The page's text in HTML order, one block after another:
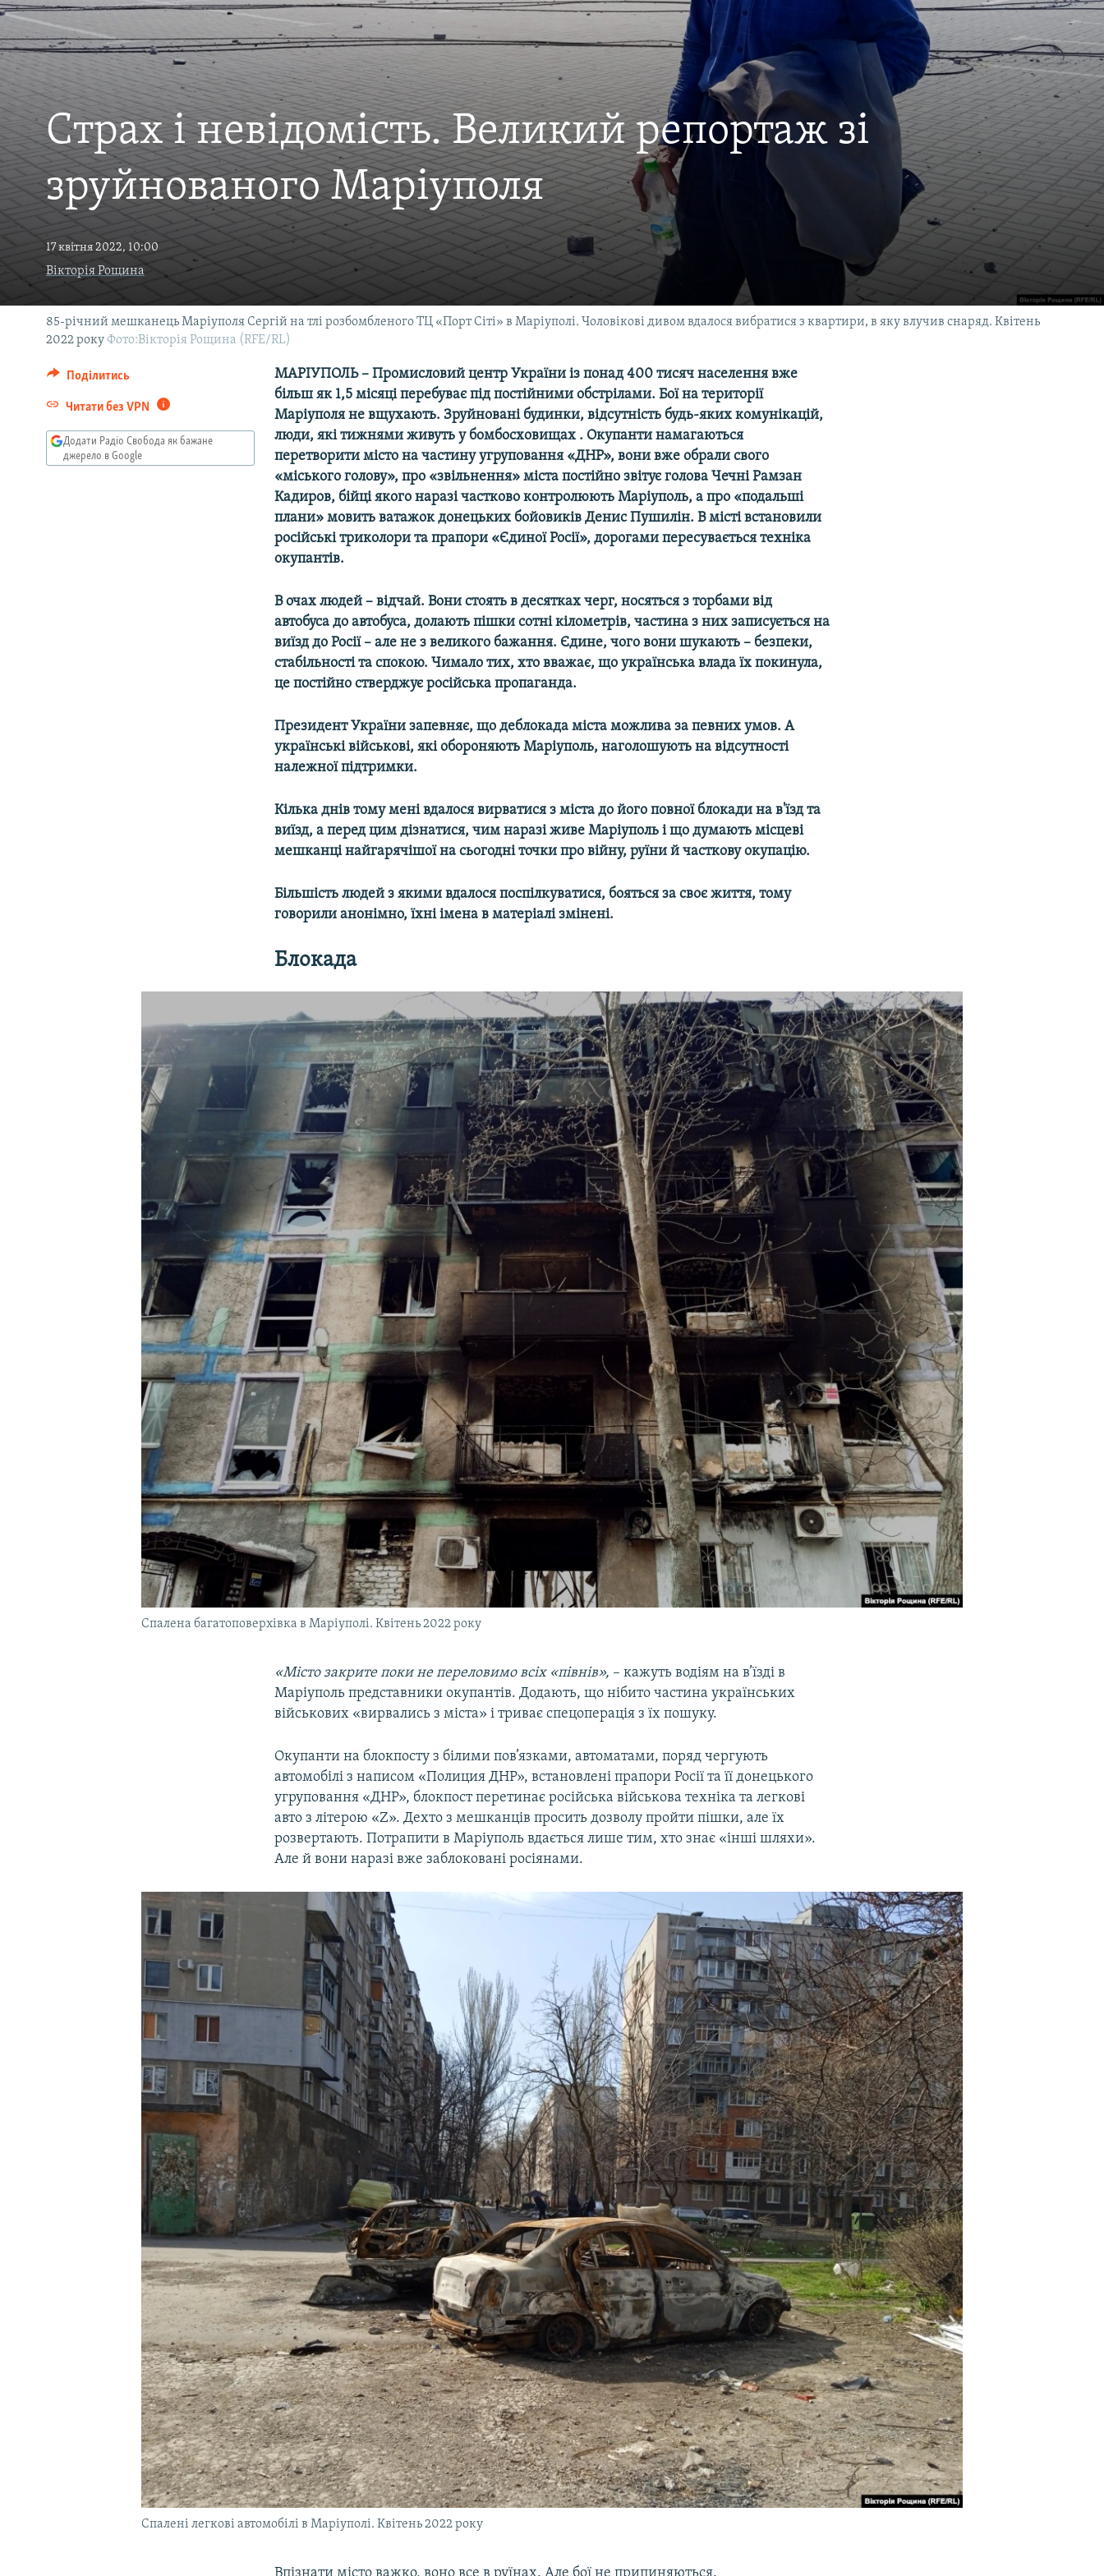
ФОТО
СПЕЦПРОЄКТИ
ПОДКАСТИ
Страх і невідомість. Великий репортаж зі
зруйнованого Маріуполя
17 квітня 2022, 10:00
Вікторія Рощина
85-річний мешканець Маріуполя Сергій на тлі розбомбленого ТЦ «Порт Сіті» в Маріуполі. Чоловікові дивом вдалося вибратися з квартири, в яку влучив снаряд. Квітень
2022 рокуФото:Вікторія Рощина (RFE/RL)
Поділитись
Читати без VPN
Додати Радіо Свобода як бажане
джерело в Google
МАРІУПОЛЬ – Промисловий центр України із понад 400 тисяч населення вже
більш як 1,5 місяці перебуває під постійними обстрілами. Бої на території
Маріуполя не вщухають. Зруйновані будинки, відсутність будь-яких комунікацій,
люди, які тижнями живуть у бомбосховищах . Окупанти намагаються
перетворити місто на частину угруповання «ДНР», вони вже обрали свого
«міського голову», про «звільнення» міста постійно звітує голова Чечні Рамзан
Кадиров, бійці якого наразі частково контролюють Маріуполь, а про «подальші
плани» мовить ватажок донецьких бойовиків Денис Пушилін. В місті встановили
російські триколори та прапори «Єдиної Росії», дорогами пересувається техніка
окупантів.
В очах людей – відчай. Вони стоять в десятках черг, носяться з торбами від
автобуса до автобуса, долають пішки сотні кілометрів, частина з них записується на
виїзд до Росії – але не з великого бажання. Єдине, чого вони шукають – безпеки,
стабільності та спокою. Чимало тих, хто вважає, що українська влада їх покинула,
це постійно стверджує російська пропаганда.
Президент України запевняє, що деблокада міста можлива за певних умов. А
українські військові, які обороняють Маріуполь, наголошують на відсутності
належної підтримки.
Кілька днів тому мені вдалося вирватися з міста до його повної блокади на в'їзд та
виїзд, а перед цим дізнатися, чим наразі живе Маріуполь і що думають місцеві
мешканці найгарячішої на сьогодні точки про війну, руїни й часткову окупацію.
Більшість людей з якими вдалося поспілкуватися, бояться за своє життя, тому
говорили анонімно, їхні імена в матеріалі змінені.
Блокада
Спалена багатоповерхівка в Маріуполі. Квітень 2022 року
«Місто закрите поки не переловимо всіх «півнів», – кажуть водіям на в’їзді в
Маріуполь представники окупантів. Додають, що нібито частина українських
військових «вирвались з міста» і триває спецоперація з їх пошуку.
Окупанти на блокпосту з білими пов’язками, автоматами, поряд чергують
автомобілі з написом «Полиция ДНР», встановлені прапори Росії та її донецького
угруповання «ДНР», блокпост перетинає російська військова техніка та легкові
авто з літерою «Z». Дехто з мешканців просить дозволу пройти пішки, але їх
розвертають. Потрапити в Маріуполь вдається лише тим, хто знає «інші шляхи».
Але й вони наразі вже заблоковані росіянами.
Спалені легкові автомобілі в Маріуполі. Квітень 2022 року